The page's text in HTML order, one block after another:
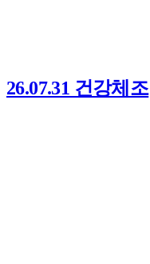
26.07.31 건강체조